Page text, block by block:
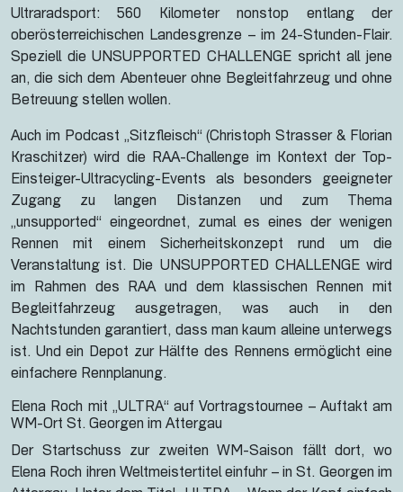
Ultraradsport: 560 Kilometer nonstop entlang der
oberösterreichischen Landesgrenze – im 24-Stunden-Flair.
Speziell die UNSUPPORTED CHALLENGE spricht all jene
an, die sich dem Abenteuer ohne Begleitfahrzeug und ohne
Betreuung stellen wollen.
Auch im Podcast „Sitzfleisch“ (Christoph Strasser & Florian
Kraschitzer) wird die RAA-Challenge im Kontext der Top-
Einsteiger-Ultracycling-Events als besonders geeigneter
Zugang zu langen Distanzen und zum Thema
„unsupported“ eingeordnet, zumal es eines der wenigen
Rennen mit einem Sicherheitskonzept rund um die
Veranstaltung ist. Die UNSUPPORTED CHALLENGE wird
im Rahmen des RAA und dem klassischen Rennen mit
Begleitfahrzeug ausgetragen, was auch in den
Nachtstunden garantiert, dass man kaum alleine unterwegs
ist. Und ein Depot zur Hälfte des Rennens ermöglicht eine
einfachere Rennplanung.
Elena Roch mit „ULTRA“ auf Vortragstournee – Auftakt am
WM-Ort St. Georgen im Attergau
Der Startschuss zur zweiten WM-Saison fällt dort, wo
Elena Roch ihren Weltmeistertitel einfuhr – in St. Georgen im